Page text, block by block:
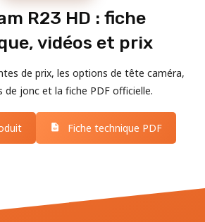
R23 HD : fiche
vidéos et prix
de prix, les options de tête caméra,
de jonc et la fiche PDF officielle.
Fiche technique PDF